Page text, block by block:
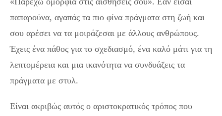
παπαρούνα, αγαπάς τα πιο φίνα πράγματα στη ζωή και
σου αρέσει να τα μοιράζεσαι με άλλους ανθρώπους.
Έχεις ένα πάθος για το σχεδιασμό, ένα καλό μάτι για τη
λεπτομέρεια και μια ικανότητα να συνδυάζεις τα
πράγματα με στυλ.
Είναι ακριβώς αυτός ο αριστοκρατικός τρόπος που